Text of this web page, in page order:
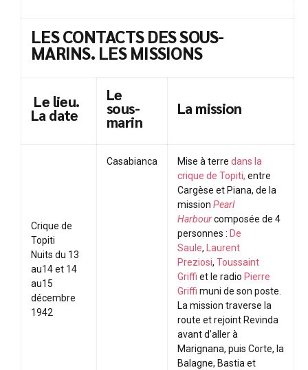
LES CONTACTS DES SOUS-
MARINS. LES MISSIONS
Le lieu.
La date
Le
sous-
marin
La mission
Crique de
Topiti
Nuits du 13
au14 et 14
au15
décembre
1942
Casabianca Mise à terre dans la
crique de Topiti, entre
Cargèse et Piana, de la
mission Pearl
Harbourcomposée de 4
personnes : De
Saule,
Laurent
Preziosi, Toussaint
Griffi et le radio Pierre
Griffi muni de son poste.
La mission traverse la
route et rejoint Revinda
avant d’aller à
Marignana, puis Corte, la
Balagne, Bastia et